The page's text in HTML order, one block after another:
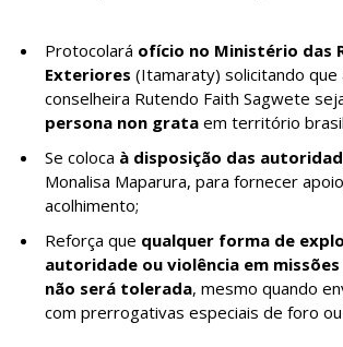
Protocolará ofício no Ministério das
Exteriores (Itamaraty) solicitando que
conselheira Rutendo Faith Sagwete
persona non grata em território
Se coloca à disposição das
Monalisa Maparura, para fornecer
acolhimento;
Reforça que qualquer forma de
autoridade ou violência em
não será tolerada, mesmo quando
com prerrogativas especiais de foro ou